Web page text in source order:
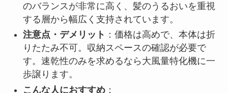
のバランスが非常に高く、髪のうるおいを重視
する層から幅広く支持されています。
注意点・デメリット ：価格は高めで、本体は折
りたたみ不可。収納スペースの確認が必要で
す。速乾性のみを求めるなら大風量特化機に一
歩譲ります。
こんな人におすすめ：